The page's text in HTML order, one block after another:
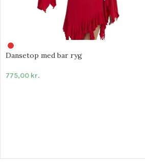
Dansetop med bar ryg
775,00 kr.